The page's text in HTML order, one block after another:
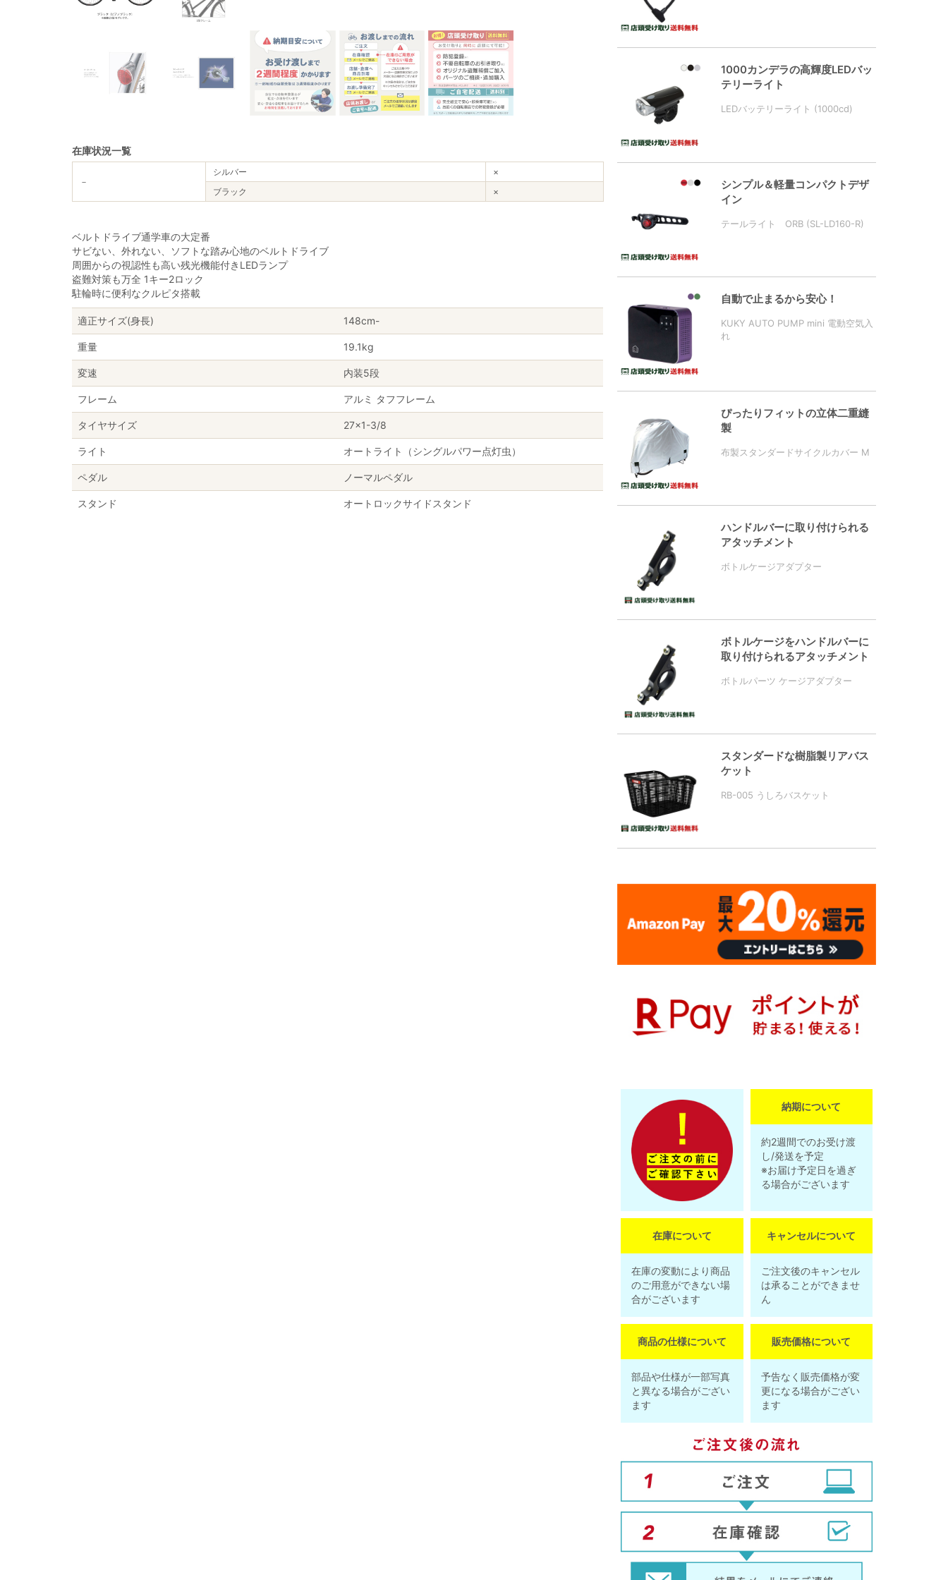
在庫状況一覧
－
シルバー
×
ブラック
×
ベルトドライブ通学車の大定番
サビない、外れない、ソフトな踏み心地のベルトドライブ
周囲からの視認性も高い残光機能付きLEDランプ
盗難対策も万全 1キー2ロック
駐輪時に便利なクルピタ搭載
適正サイズ(身長) 148cm-
重量 19.1kg
変速 内装5段
フレーム アルミ タフフレーム
タイヤサイズ 27×1-3/8
ライト オートライト（シングルパワー点灯虫）
ペダル ノーマルペダル
スタンド オートロックサイドスタンド
1000カンデラの高輝度LEDバッ
テリーライト
LEDバッテリーライト (1000cd)
シンプル＆軽量コンパクトデザ
イン
テールライト ORB (SL-LD160-R)
自動で止まるから安心！
KUKY AUTO PUMP mini 電動空気入
れ
ぴったりフィットの立体二重縫
製
布製スタンダードサイクルカバー M
ハンドルバーに取り付けられる
アタッチメント
ボトルケージアダプター
ボトルケージをハンドルバーに
取り付けられるアタッチメント
ボトルパーツ ケージアダプター
スタンダードな樹脂製リアバス
ケット
RB-005 うしろバスケット
納期について
約2週間でのお受け渡
し/発送を予定
※お届け予定日を過ぎ
る場合がございます
在庫について
在庫の変動により商品
のご用意ができない場
合がございます
キャンセルについて
ご注文後のキャンセル
は承ることができませ
ん
商品の仕様について
部品や仕様が一部写真
と異なる場合がござい
ます
販売価格について
予告なく販売価格が変
更になる場合がござい
ます